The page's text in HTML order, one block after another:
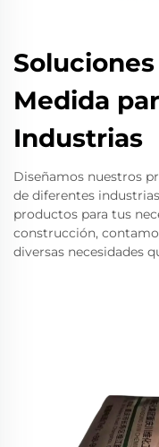
Medida
Industrias
Diseñamos nuestros
de diferentes
productos para tus
construcción,
diversas necesidades